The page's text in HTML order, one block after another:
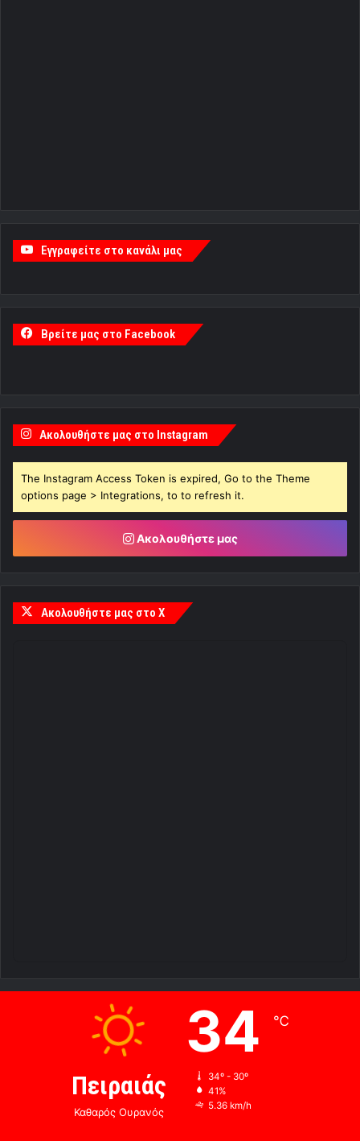
Εγγραφείτε στο κανάλι μας
Βρείτε μας στο Facebook
Ακολουθήστε μας στο Instagram
The Instagram Access Token is expired, Go to the Theme
options page > Integrations, to to refresh it.
Ακολουθήστε μας
Ακολουθήστε μας στο X
Πειραιάς
Καθαρός Ουρανός
34 ℃
34º - 30º
41%
5.36 km/h